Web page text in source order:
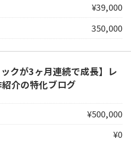
¥39,000
350,000
クが3ヶ月連続で成長】レ
介の特化ブログ
¥500,000
¥0